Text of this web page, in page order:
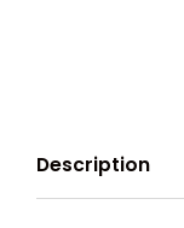
Description